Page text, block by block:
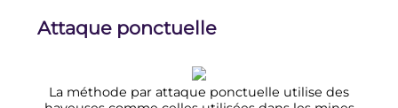
Attaque ponctuelle
La méthode par attaque ponctuelle utilise des